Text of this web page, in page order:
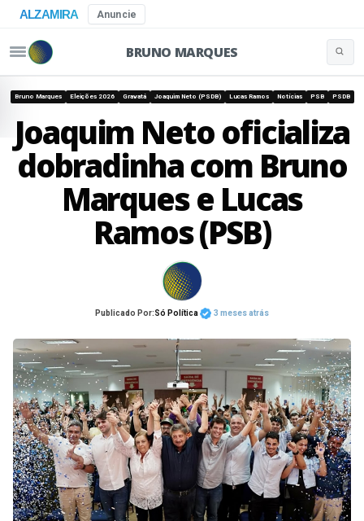
ALZAMIRA Anuncie
BRUNO MARQUES
Bruno Marques Eleições 2026 Gravatá Joaquim Neto (PSDB) Lucas Ramos Notícias PSB PSDB
Joaquim Neto oficializa
dobradinha com Bruno
Marques e Lucas
Ramos (PSB)
Publicado Por:Só Política 3 meses atrás